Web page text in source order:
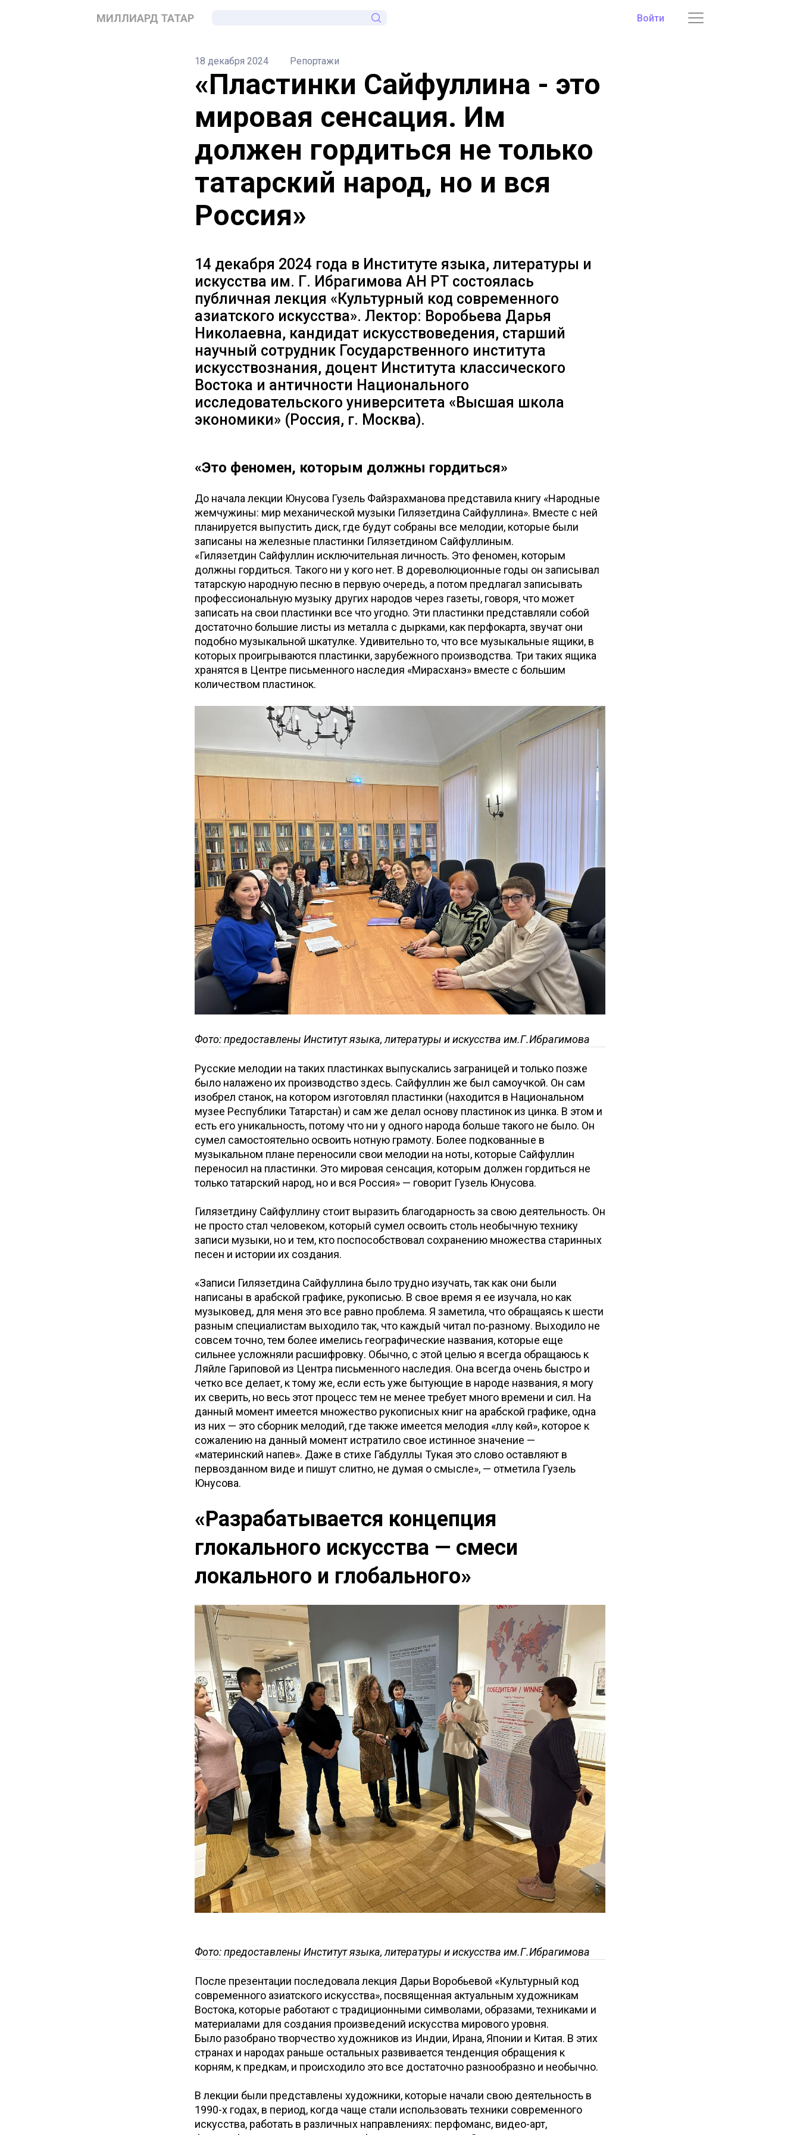
МИЛЛИАРД ТАТАР Войти
18 декабря 2024 Репортажи
«Пластинки Сайфуллина - это
мировая сенсация. Им
должен гордиться не только
татарский народ, но и вся
Россия»
14 декабря 2024 года в Институте языка, литературы и
искусства им. Г. Ибрагимова АН РТ состоялась
публичная лекция «Культурный код современного
азиатского искусства». Лектор: Воробьева Дарья
Николаевна, кандидат искусствоведения, старший
научный сотрудник Государственного института
искусствознания, доцент Института классического
Востока и античности Национального
исследовательского университета «Высшая школа
экономики» (Россия, г. Москва).
«Это феномен, которым должны гордиться»
До начала лекции Юнусова Гузель Файзрахманова представила книгу «Народные
жемчужины: мир механической музыки Гилязетдина Сайфуллина». Вместе с ней
планируется выпустить диск, где будут собраны все мелодии, которые были
записаны на железные пластинки Гилязетдином Сайфуллиным.
«Гилязетдин Сайфуллин исключительная личность. Это феномен, которым
должны гордиться. Такого ни у кого нет. В дореволюционные годы он записывал
татарскую народную песню в первую очередь, а потом предлагал записывать
профессиональную музыку других народов через газеты, говоря, что может
записать на свои пластинки все что угодно. Эти пластинки представляли собой
достаточно большие листы из металла с дырками, как перфокарта, звучат они
подобно музыкальной шкатулке. Удивительно то, что все музыкальные ящики, в
которых проигрываются пластинки, зарубежного производства. Три таких ящика
хранятся в Центре письменного наследия «Мирасханэ» вместе с большим
количеством пластинок.
Фото: предоставлены Институт языка, литературы и искусства им.Г.Ибрагимова
Русские мелодии на таких пластинках выпускались заграницей и только позже
было налажено их производство здесь. Сайфуллин же был самоучкой. Он сам
изобрел станок, на котором изготовлял пластинки (находится в Национальном
музее Республики Татарстан) и сам же делал основу пластинок из цинка. В этом и
есть его уникальность, потому что ни у одного народа больше такого не было. Он
сумел самостоятельно освоить нотную грамоту. Более подкованные в
музыкальном плане переносили свои мелодии на ноты, которые Сайфуллин
переносил на пластинки. Это мировая сенсация, которым должен гордиться не
только татарский народ, но и вся Россия» — говорит Гузель Юнусова.
Гилязетдину Сайфуллину стоит выразить благодарность за свою деятельность. Он
не просто стал человеком, который сумел освоить столь необычную технику
записи музыки, но и тем, кто поспособствовал сохранению множества старинных
песен и истории их создания.
«Записи Гилязетдина Сайфуллина было трудно изучать, так как они были
написаны в арабской графике, рукописью. В свое время я ее изучала, но как
музыковед, для меня это все равно проблема. Я заметила, что обращаясь к шести
разным специалистам выходило так, что каждый читал по-разному. Выходило не
совсем точно, тем более имелись географические названия, которые еще
сильнее усложняли расшифровку. Обычно, с этой целью я всегда обращаюсь к
Ляйле Гариповой из Центра письменного наследия. Она всегда очень быстро и
четко все делает, к тому же, если есть уже бытующие в народе названия, я могу
их сверить, но весь этот процесс тем не менее требует много времени и сил. На
данный момент имеется множество рукописных книг на арабской графике, одна
из них — это сборник мелодий, где также имеется мелодия «Әллү көй», которое к
сожалению на данный момент истратило свое истинное значение —
«материнский напев». Даже в стихе Габдуллы Тукая это слово оставляют в
первозданном виде и пишут слитно, не думая о смысле», — отметила Гузель
Юнусова.
«Разрабатывается концепция
глокального искусства — смеси
локального и глобального»
Фото: предоставлены Институт языка, литературы и искусства им.Г.Ибрагимова
После презентации последовала лекция Дарьи Воробьевой «Культурный код
современного азиатского искусства», посвященная актуальным художникам
Востока, которые работают с традиционными символами, образами, техниками и
материалами для создания произведений искусства мирового уровня.
Было разобрано творчество художников из Индии, Ирана, Японии и Китая. В этих
странах и народах раньше остальных развивается тенденция обращения к
корням, к предкам, и происходило это все достаточно разнообразно и необычно.
В лекции были представлены художники, которые начали свою деятельность в
1990-х годах, в период, когда чаще стали использовать техники современного
искусства, работать в различных направлениях: перфоманс, видео-арт,